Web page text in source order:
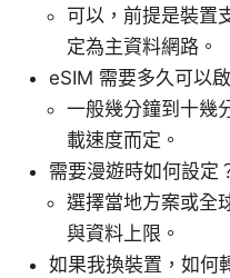
可以，前提是裝置
定為主資料網路。
eSIM 需要多久可以
一般幾分鐘到十幾
載速度而定。
需要漫遊時如何設定
選擇當地方案或全
與資料上限。
如果我換裝置，如何